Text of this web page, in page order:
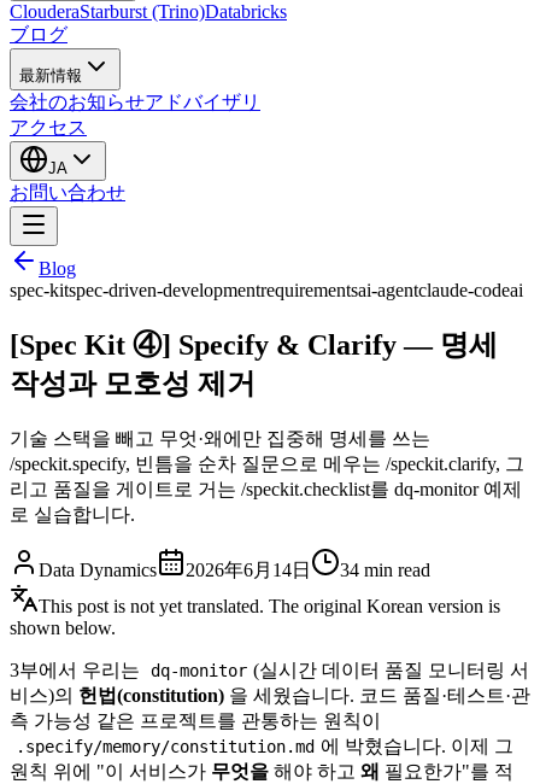
ClouderaStarburst (Trino)Databricks
ブログ
最新情報
会社のお知らせアドバイザリ
アクセス
JA
お問い合わせ
Blog
spec-kitspec-driven-developmentrequirementsai-agentclaude-codeai
[Spec Kit ④] Specify & Clarify — 명세
작성과 모호성 제거
기술 스택을 빼고 무엇·왜에만 집중해 명세를 쓰는
/speckit.specify, 빈틈을 순차 질문으로 메우는 /speckit.clarify, 그
리고 품질을 게이트로 거는 /speckit.checklist를 dq-monitor 예제
로 실습합니다.
Data Dynamics 2026年6月14日 34 min read
This post is not yet translated. The original Korean version is
shown below.
3부에서 우리는 dq-monitor (실시간 데이터 품질 모니터링 서
비스)의 헌법(constitution) 을 세웠습니다. 코드 품질·테스트·관
측 가능성 같은 프로젝트를 관통하는 원칙이
.specify/memory/constitution.md 에 박혔습니다. 이제 그
원칙 위에 "이 서비스가 무엇을 해야 하고 왜 필요한가"를 적